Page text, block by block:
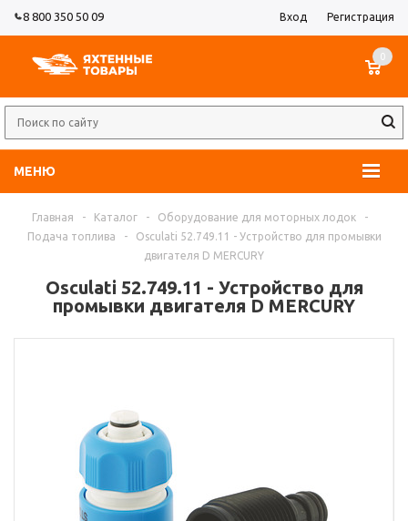
8 800 350 50 09 Вход Регистрация
МЕНЮ
0
Главная - Каталог - Оборудование для моторных лодок
-
Подача топлива
-
Osculati 52.749.11 - Устройство для промывки
двигателя D MERCURY
Osculati 52.749.11 - Устройство для
промывки двигателя D MERCURY